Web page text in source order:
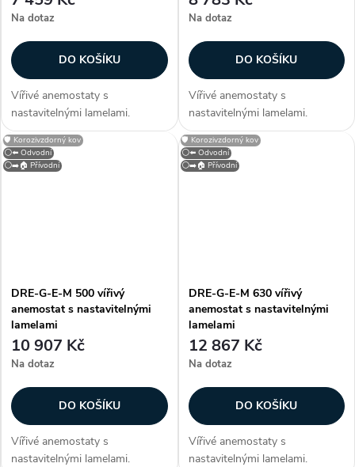
Na dotaz
DO KOŠÍKU
Vířivé anemostaty s
nastavitelnými lamelami.
Konstrukce Anemostaty jsou
vyrobeny z hliníku, lamely z
ocelového plechu. Anemostat
Na dotaz
DO KOŠÍKU
Vířivé anemostaty s
nastavitelnými lamelami.
Konstrukce Anemostaty jsou
vyrobeny z hliníku, lamely z
ocelového plechu. Anemostat
⚪⬅️ Odvodní
⚪➡️🏠 Přívodní
🛡️ Korozivzdorný kov
DRE-G-E-M 500 vířivý
anemostat s nastavitelnými
lamelami
10 907 Kč
Na dotaz
DO KOŠÍKU
Vířivé anemostaty s
nastavitelnými lamelami.
⚪⬅️ Odvodní
⚪➡️🏠 Přívodní
🛡️ Korozivzdorný kov
DRE-G-E-M 630 vířivý
anemostat s nastavitelnými
lamelami
12 867 Kč
Na dotaz
DO KOŠÍKU
Vířivé anemostaty s
nastavitelnými lamelami.